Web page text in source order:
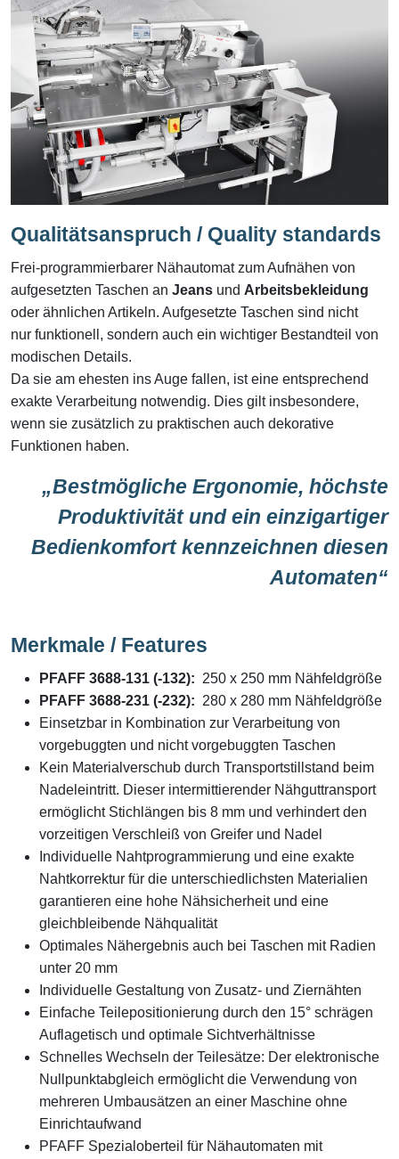
Qualitätsanspruch / Quality standards
Frei-programmierbarer Nähautomat zum Aufnähen von
aufgesetzten Taschen an Jeans und Arbeitsbekleidung
oder ähnlichen Artikeln. Aufgesetzte Taschen sind nicht
nur funktionell, sondern auch ein wichtiger Bestandteil von
modischen Details.
Da sie am ehesten ins Auge fallen, ist eine entsprechend
exakte Verarbeitung notwendig. Dies gilt insbesondere,
wenn sie zusätzlich zu praktischen auch dekorative
Funktionen haben.
„Bestmögliche Ergonomie, höchste
Produktivität und ein einzigartiger
Bedienkomfort kennzeichnen diesen
Automaten“
Merkmale / Features
PFAFF 3688-131 (-132): 250 x 250 mm Nähfeldgröße
PFAFF 3688-231 (-232): 280 x 280 mm Nähfeldgröße
Einsetzbar in Kombination zur Verarbeitung von
vorgebuggten und nicht vorgebuggten Taschen
Kein Materialverschub durch Transportstillstand beim
Nadeleintritt. Dieser intermittierender Nähguttransport
ermöglicht Stichlängen bis 8 mm und verhindert den
vorzeitigen Verschleiß von Greifer und Nadel
Individuelle Nahtprogrammierung und eine exakte
Nahtkorrektur für die unterschiedlichsten Materialien
garantieren eine hohe Nähsicherheit und eine
gleichbleibende Nähqualität
Optimales Nähergebnis auch bei Taschen mit Radien
unter 20 mm
Individuelle Gestaltung von Zusatz- und Ziernähten
Einfache Teilepositionierung durch den 15° schrägen
Auflagetisch und optimale Sichtverhältnisse
Schnelles Wechseln der Teilesätze: Der elektronische
Nullpunktabgleich ermöglicht die Verwendung von
mehreren Umbausätzen an einer Maschine ohne
Einrichtaufwand
PFAFF Spezialoberteil für Nähautomaten mit